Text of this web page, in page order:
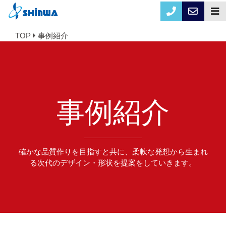
TOP 事例紹介
事例紹介
確かな品質作りを目指すと共に、柔軟な発想から生まれ
る次代のデザイン・形状を提案をしていきます。